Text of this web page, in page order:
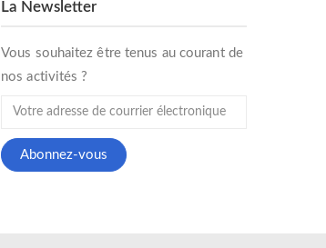
La Newsletter
Vous souhaitez être tenus au courant de
nos activités ?